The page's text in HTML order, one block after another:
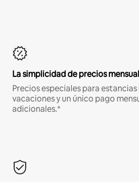
La simplicidad de precios
Precios especiales para
vacaciones y un único pago
adicionales.*